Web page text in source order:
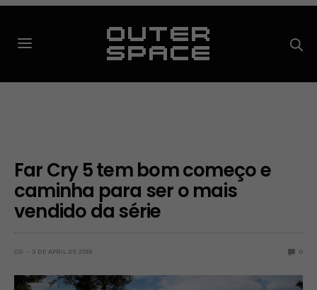
Far Cry 5 tem bom começo e
caminha para ser o mais
vendido da série
OS 3 DE APRIL DE 2018 0